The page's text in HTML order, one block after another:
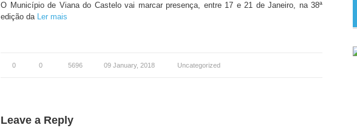
O Município de Viana do Castelo vai marcar presença, entre 17 e 21 de Janeiro, na 38ª
edição da Ler mais
0 0 5696 09 January, 2018 Uncategorized
Leave a Reply